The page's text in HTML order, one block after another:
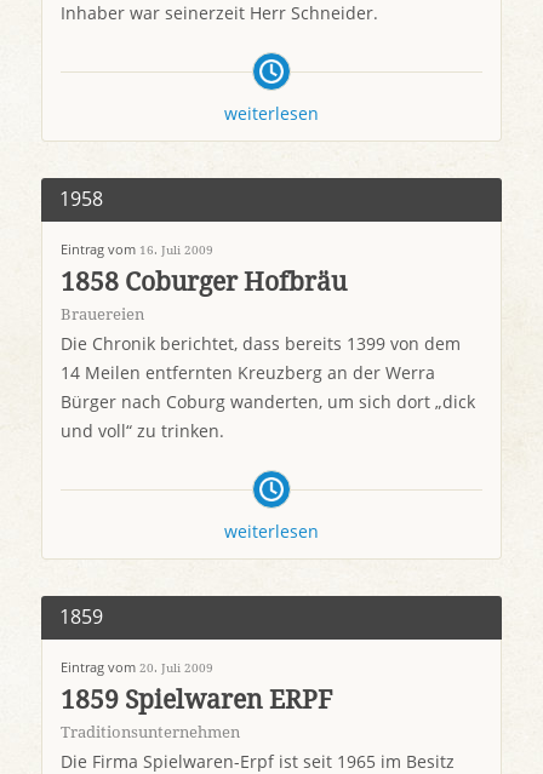
Inhaber war seinerzeit Herr Schneider.
weiterlesen
1958
Eintrag vom 16. Juli 2009
1858 Coburger Hofbräu
Brauereien
Die Chronik berichtet, dass bereits 1399 von dem
14 Meilen entfernten Kreuzberg an der Werra
Bürger nach Coburg wanderten, um sich dort „dick
und voll“ zu trinken.
weiterlesen
1859
Eintrag vom 20. Juli 2009
1859 Spielwaren ERPF
Traditionsunternehmen
Die Firma Spielwaren-Erpf ist seit 1965 im Besitz